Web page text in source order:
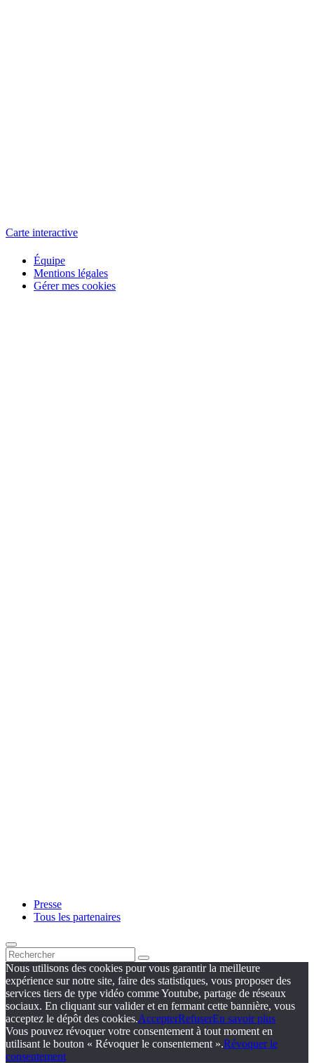
Carte interactive
Équipe
Mentions légales
Gérer mes cookies
Presse
Tous les partenaires
Nous utilisons des cookies pour vous garantir la meilleure
expérience sur notre site, faire des statistiques, vous proposer des
services tiers de type vidéo comme Youtube, partage de réseaux
sociaux. En cliquant sur valider et en fermant cette bannière, vous
acceptez le dépôt des cookies.AccepterRefuserEn savoir plus
Vous pouvez révoquer votre consentement à tout moment en
utilisant le bouton « Révoquer le consentement ».Révoquer le
consentement